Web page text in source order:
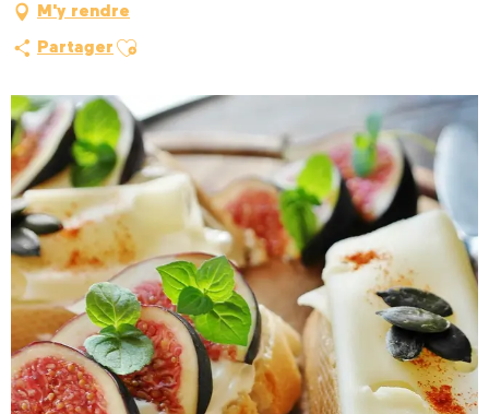
M'y rendre
Partager Ajouter aux favoris